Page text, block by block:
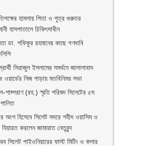
হামলায় পিতা ও পুত্র গুরুতর
হাসপাতালে চিকিৎসাধীন
ডা. শফিকুর রহমানের কাছে গণদাবি
সিরাজুল ইসলামের সমর্থনে জালালাবাদ
ওয়ার্ডের নিজ পাড়ায় মতবিনিময় সভা
শাহ্পরাণ (রহ.) স্মৃতি পরিষদ সিলেটের ৫ম
পালিত
অংশ হিসেবে সিলেট সদরে শহীদ ওয়াসিম ও
করলেন জামায়াত নেতৃবৃন্দ
সিলেট পাইওনিয়ারের ফাস্ট মিটিং ও কলার